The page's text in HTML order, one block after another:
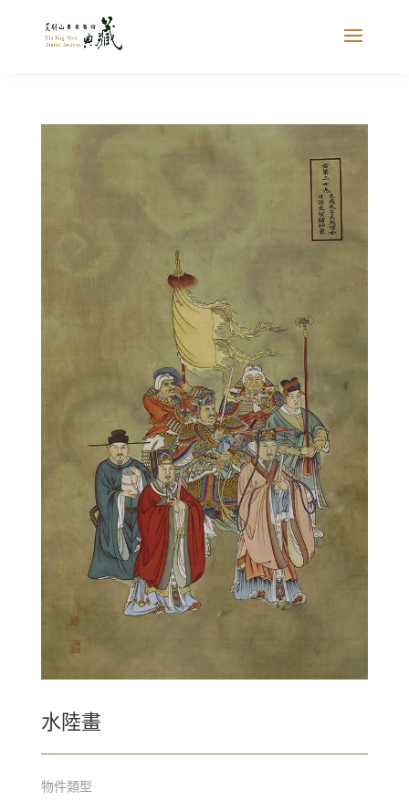
水陸畫
物件類型